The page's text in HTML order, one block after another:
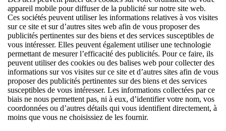
appareil mobile pour diffuser de la publicité sur notre site web.
Ces sociétés peuvent utiliser les informations relatives à vos visites
sur ce site et sur d’autres sites web afin de vous proposer des
publicités pertinentes sur des biens et des services susceptibles de
vous intéresser. Elles peuvent également utiliser une technologie
permettant de mesurer l’efficacité des publicités. Pour ce faire, ils
peuvent utiliser des cookies ou des balises web pour collecter des
informations sur vos visites sur ce site et d’autres sites afin de vous
proposer des publicités pertinentes sur des biens et des services
susceptibles de vous intéresser. Les informations collectées par ce
biais ne nous permettent pas, ni à eux, d’identifier votre nom, vos
coordonnées ou d’autres détails qui vous identifient directement, à
moins que vous ne choisissiez de les fournir.